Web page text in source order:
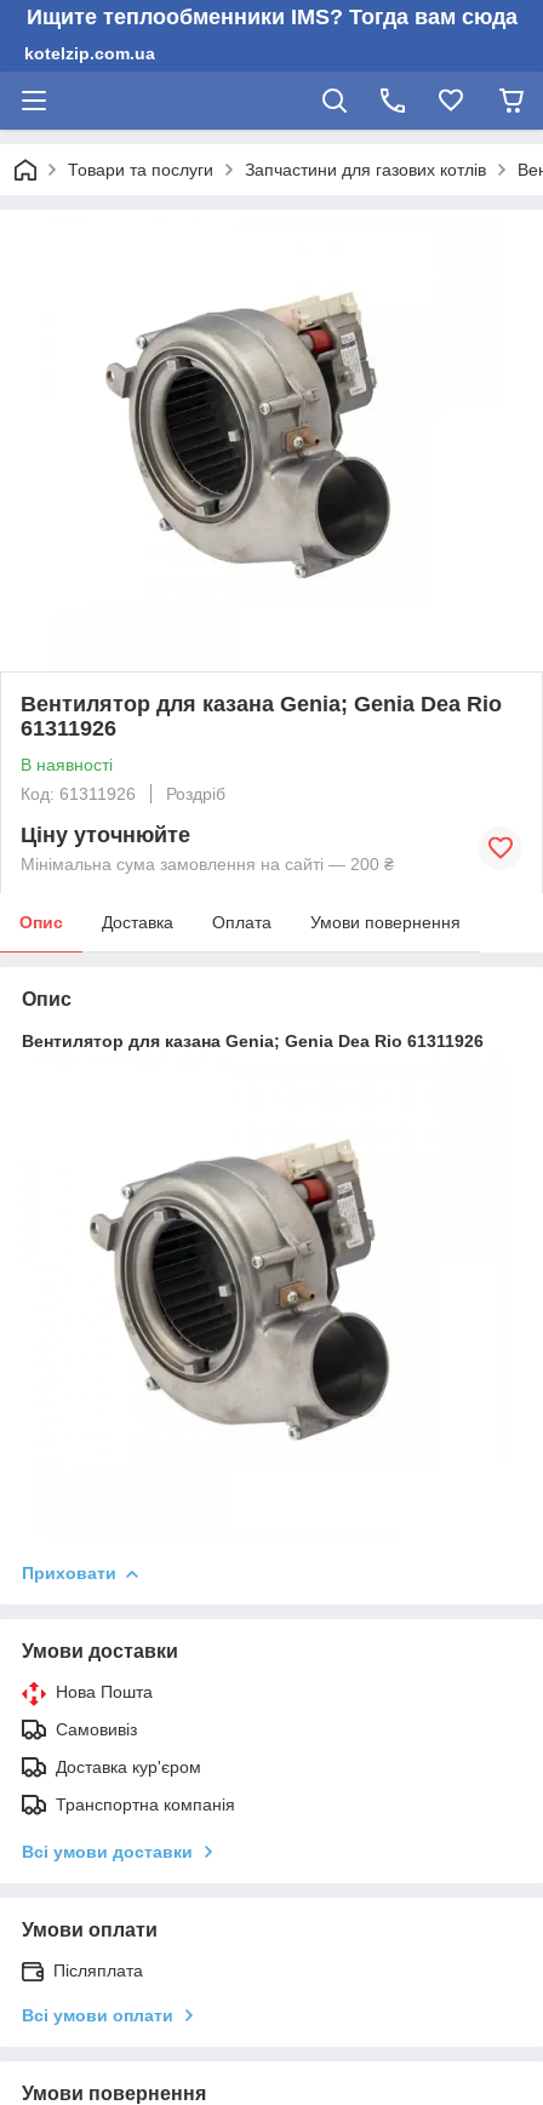
Ищите теплообменники IMS? Тогда вам сюда
kotelzip.com.ua
Товари та послуги Запчастини для газових котлів
Вентилятор для казана Genia; Genia Dea Rio
61311926
В наявності
Код: 61311926
Роздріб
Ціну уточнюйте
Мінімальна сума замовлення на сайті — 200 ₴
Опис Доставка Оплата Умови повернення
Опис
Вентилятор для казана Genia; Genia Dea Rio 61311926
Приховати
Умови доставки
Нова Пошта
Самовивіз
Доставка кур'єром
Транспортна компанія
Всі умови доставки
Умови оплати
Післяплата
Всі умови оплати
Умови повернення